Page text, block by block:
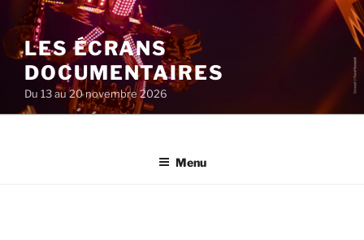
au
contenu
principal
LES ÉCRANS
DOCUMENTAIRES
Du 13 au 20 novembre 2026
Menu